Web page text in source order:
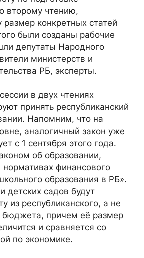
второму чтению,
конкретных статей
были созданы рабочие
депутаты Народного
министерств и
РБ, эксперты.
в двух чтениях
принять республиканский
Напомним, что на
аналогичный закон уже
с 1 сентября этого года.
об образовании,
нормативах финансового
образования в РБ».
детских садов будут
из республиканского, а не
бюджета, причем её размер
и сравняется со
по экономике.